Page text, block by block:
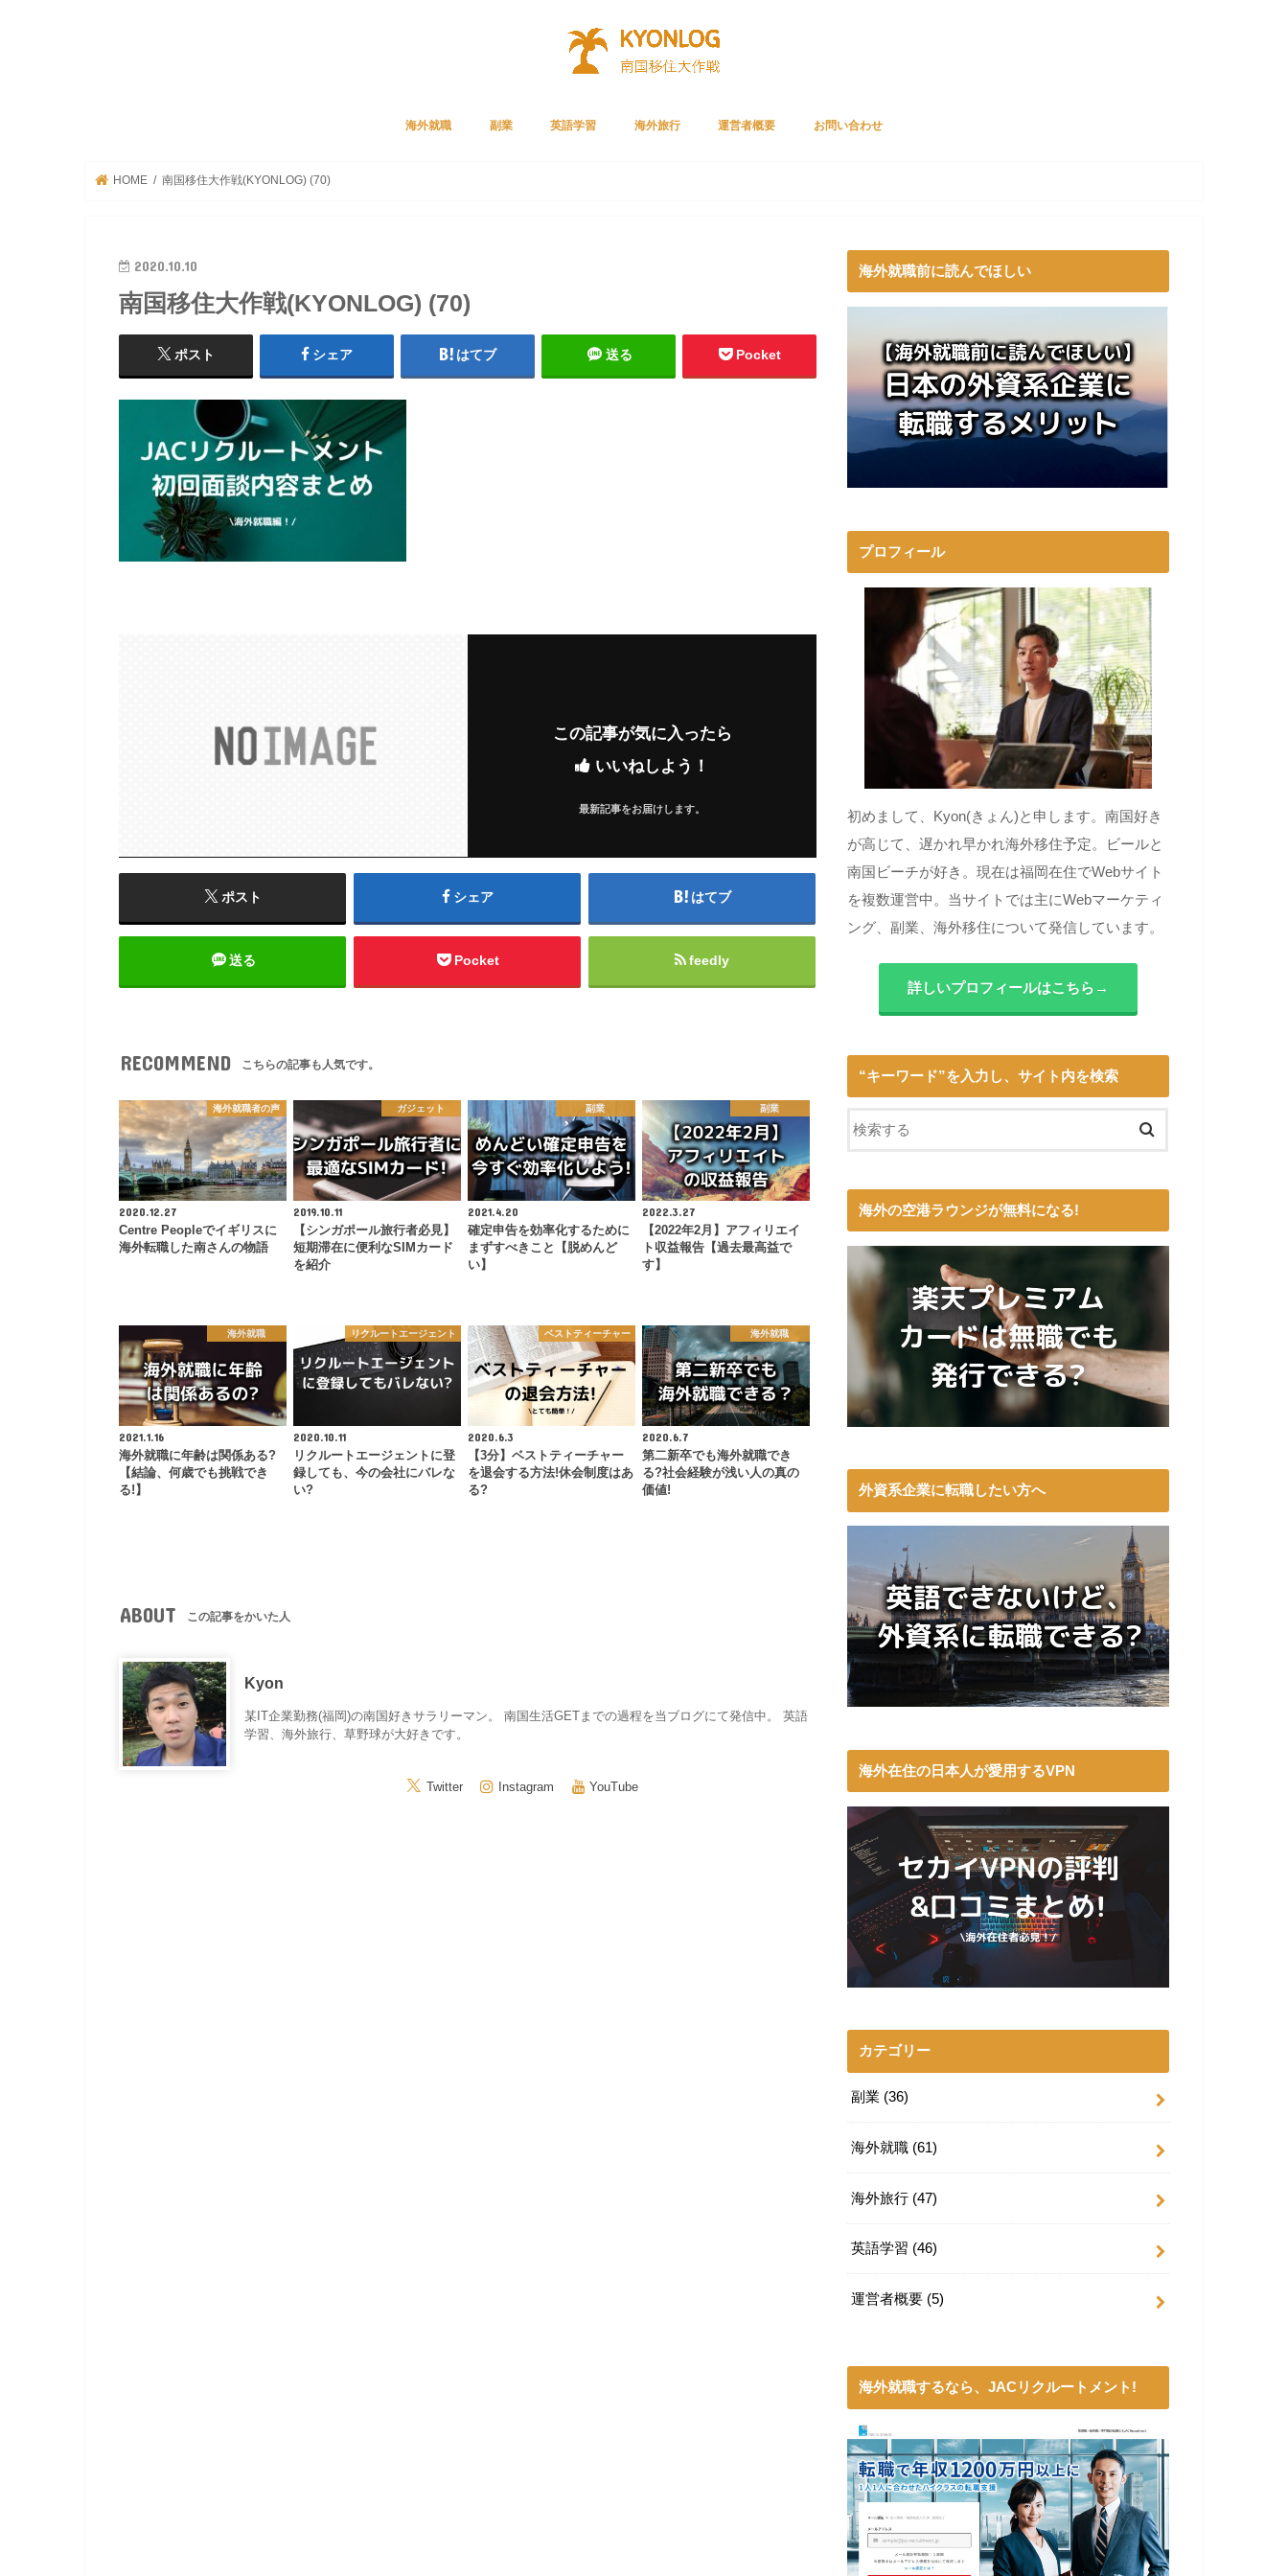
海外就職 副業 英語学習 海外旅行 運営者概要 お問い合わせ
HOME 南国移住大作戦(KYONLOG) (70)
2020.10.10
南国移住大作戦(KYONLOG) (70)
ポスト シェア はてブ 送る Pocket
この記事が気に入ったら
いいねしよう！
最新記事をお届けします。
ポスト シェア はてブ
送る Pocket feedly
RECOMMEND こちらの記事も人気です。
海外就職者の声
2020.12.27
Centre Peopleでイギリスに
海外転職した南さんの物語
ガジェット
2019.10.11
【シンガポール旅行者必見】
短期滞在に便利なSIMカード
を紹介
副業
2021.4.20
確定申告を効率化するために
まずすべきこと【脱めんど
い】
副業
2022.3.27
【2022年2月】アフィリエイ
ト収益報告【過去最高益で
す】
海外就職
2021.1.16
海外就職に年齢は関係ある?
【結論、何歳でも挑戦でき
る!】
リクルートエージェント
2020.10.11
リクルートエージェントに登
録しても、今の会社にバレな
い?
ベストティーチャー
2020.6.3
【3分】ベストティーチャー
を退会する方法!休会制度はあ
る?
海外就職
2020.6.7
第二新卒でも海外就職でき
る?社会経験が浅い人の真の
価値!
ABOUT この記事をかいた人
Kyon
某IT企業勤務(福岡)の南国好きサラリーマン。 南国生活GETまでの過程を当ブログにて発信中。 英語
学習、海外旅行、草野球が大好きです。
Twitter Instagram YouTube
海外就職前に読んでほしい
プロフィール
初めまして、Kyon(きょん)と申します。南国好き
が高じて、遅かれ早かれ海外移住予定。ビールと
南国ビーチが好き。現在は福岡在住でWebサイト
を複数運営中。当サイトでは主にWebマーケティ
ング、副業、海外移住について発信しています。
詳しいプロフィールはこちら→
“キーワード”を入力し、サイト内を検索
海外の空港ラウンジが無料になる!
外資系企業に転職したい方へ
海外在住の日本人が愛用するVPN
カテゴリー
副業 (36)
海外就職 (61)
海外旅行 (47)
英語学習 (46)
運営者概要 (5)
海外就職するなら、JACリクルートメント!